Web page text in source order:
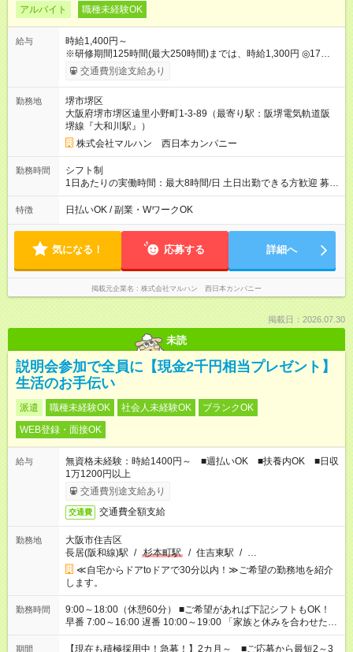
アルバイト 職種未経験OK
給与
時給1,400円～
※研修期間125時間(最大250時間)までは、時給1,300円 ◎17時以
降 時給＋50円UP ◎22時以降 時給25％UP 【試用期間】試用期
間なし
交通費別途支給あり
勤務地
堺市堺区
大阪府堺市堺区遠里小野町1-3-89（最寄り駅：阪堺電気軌道阪
堺線『大和川駅』）
株式会社マルハン 西日本カンパニー
勤務時間
シフト制
1日あたりの実働時間：最大8時間/日 土日出勤できる方歓迎 募集
時間帯：8:10-17:10/15:30-24:30 詳しくは下記お問い合わせ電話
番号へご連絡ください。 0120-314-508(9時～20時土日祝も受
特徴 日払いOK / 副業・WワークOK
気になる！ 応募する 詳細へ
掲載元企業名 株式会社マルハン 西日本カンパニー
掲載日：2026.07.30
未読
説明会参加で全員に【現金2千円相当プレゼント】
生活のお手伝い
派遣 職種未経験OK 社会人未経験OK
ブランクOK
WEB登録・面接OK
給与
無資格未経験：時給1400円～ ■週払いOK ■扶養内OK ■日収
1万1200円以上
交通費別途支給あり
交通費 交通費全額支給
勤務地
大阪市住吉区
長居(阪和線)駅 / 杉本町駅 / 住吉東駅 / …
≪自宅からドアtoドアで30分以内！≫ご希望の勤務地を紹介
します。
勤務時間
9:00～18:00（休憩60分） ■ご希望があれば下記シフトもOK！
早番 7:00～16:00 遅番 10:00～19:00 「家族と休みを合わせた
い」 「余裕を持って夕飯の準備がしたい」 「できれば残業はし
たくない」 など、ご希望を教えてくださいね。 ※Wワーク希望
期間 【現在も積極採用中！急募！】2カ月～ ■ご応募から最短2～3